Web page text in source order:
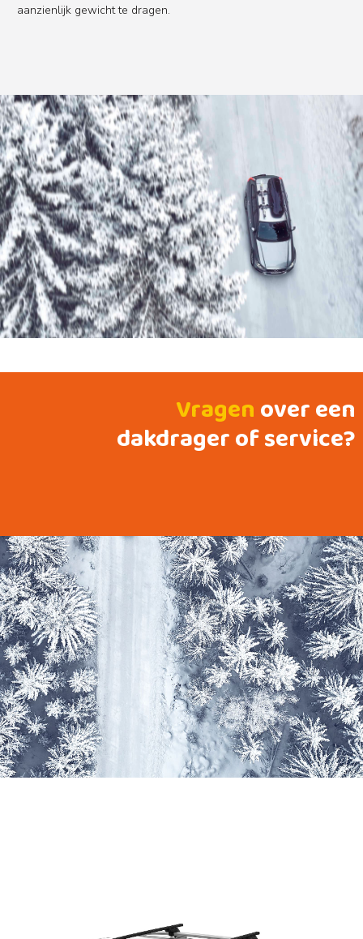
aanzienlijk gewicht te dragen.
Vragenover een
dakdrager of service?